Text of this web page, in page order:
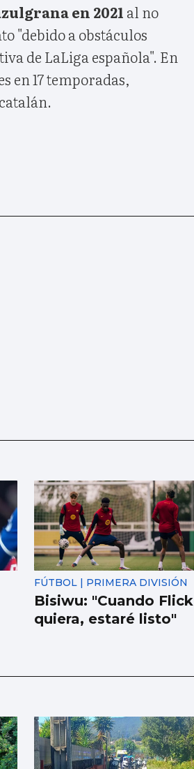
en 2021al no
"debido a obstáculos
de LaLiga española". En
en 17 temporadas,
FÚTBOL | PRIMERA DIVISIÓN
Bisiwu: "Cuando Flick
quiera, estaré listo"